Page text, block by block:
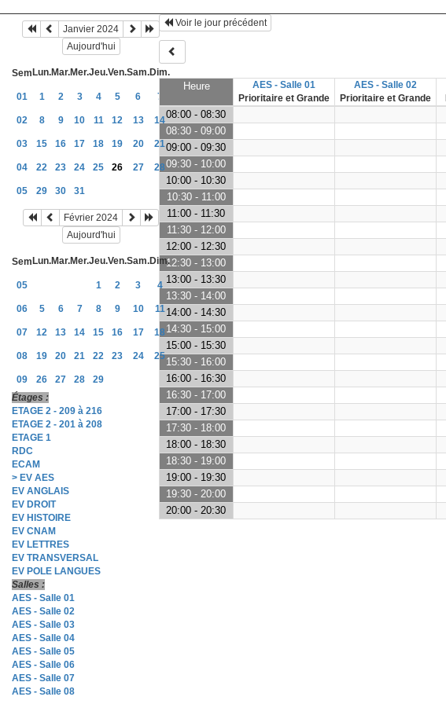
Janvier 2024
Aujourd'hui
Sem Lun.Mar.Mer.Jeu.Ven.Sam.Dim.
01 1 2 3 4 5 6 7
02 8 9 10 11 12 13 14
03 15 16 17 18 19 20 21
04 22 23 24 25 26 27 28
05 29 30 31
Février 2024
Aujourd'hui
Sem Lun.Mar.Mer.Jeu.Ven.Sam.Dim.
05 1 2 3 4
06 5 6 7 8 9 10 11
07 12 13 14 15 16 17 18
08 19 20 21 22 23 24 25
09 26 27 28
29
Étages :
ETAGE 2 - 209 à 216
ETAGE 2 - 201 à 208
ETAGE 1
RDC
ECAM
> EV AES
EV ANGLAIS
EV DROIT
EV HISTOIRE
EV CNAM
EV LETTRES
EV TRANSVERSAL
EV POLE LANGUES
Salles :
AES - Salle 01
AES - Salle 02
AES - Salle 03
AES - Salle 04
AES - Salle 05
AES - Salle 06
AES - Salle 07
AES - Salle 08
Heure
AES - Salle 01
Prioritaire et Grande
AES - Salle 02
Prioritaire et Grande
Voir le jour précédent
08:00 - 08:30
08:30 - 09:00
09:00 - 09:30
09:30 - 10:00
10:00 - 10:30
10:30 - 11:00
11:00 - 11:30
11:30 - 12:00
12:00 - 12:30
12:30 - 13:00
13:00 - 13:30
13:30 - 14:00
14:00 - 14:30
14:30 - 15:00
15:00 - 15:30
15:30 - 16:00
16:00 - 16:30
16:30 - 17:00
17:00 - 17:30
17:30 - 18:00
18:00 - 18:30
18:30 - 19:00
19:00 - 19:30
19:30 - 20:00
20:00 - 20:30